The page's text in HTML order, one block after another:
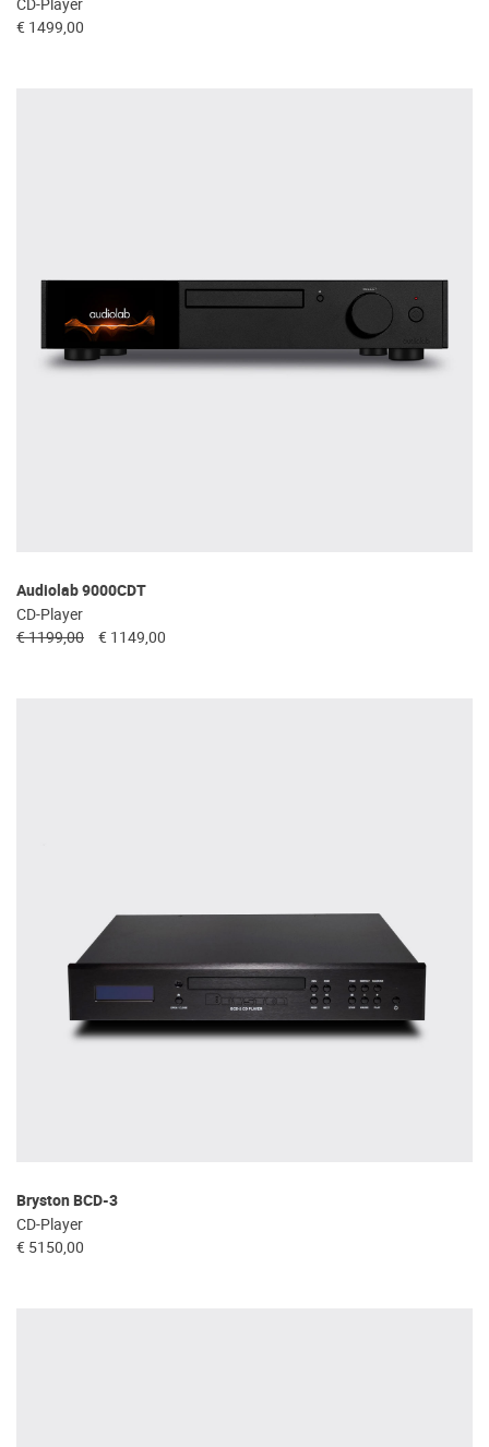
€ 1499,00
Audiolab 9000CDT
CD-Player
€ 1199,00
€ 1149,00
Bryston BCD-3
CD-Player
€ 5150,00